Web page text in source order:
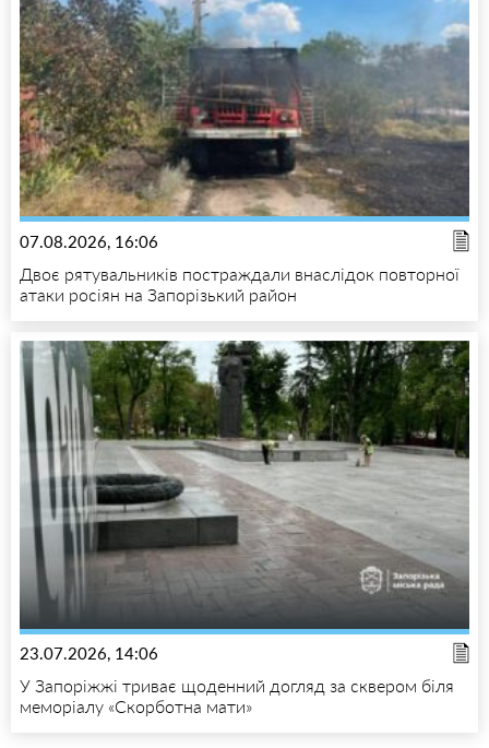
07.08.2026, 16:06
Двоє рятувальників постраждали внаслідок повторної
атаки росіян на Запорізький район
23.07.2026, 14:06
У Запоріжжі триває щоденний догляд за сквером біля
меморіалу «Скорботна мати»